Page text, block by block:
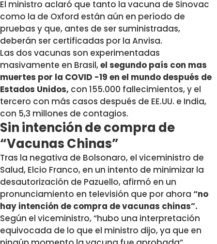
El ministro aclaró que tanto la vacuna de Sinovac
como la de Oxford están aún en período de
pruebas y que, antes de ser suministradas,
deberán ser certificadas por la Anvisa.
Las dos vacunas son experimentadas
masivamente en Brasil,el segundo país con mas
muertes por la COVID -19 en el mundo después de
Estados Unidos, con 155.000 fallecimientos, y el
tercero con más casos después de EE.UU. e India,
con 5,3 millones de contagios.
Sin intención de compra de
“Vacunas Chinas”
Tras la negativa de Bolsonaro, el viceministro de
Salud, Elcio Franco, en un intento de minimizar la
desautorización de Pazuello, afirmó en un
pronunciamiento en televisión que por ahora “no
hay intención de compra de vacunas chinas”.
Según el viceministro, “hubo una interpretación
equivocada de lo que el ministro dijo, ya que en